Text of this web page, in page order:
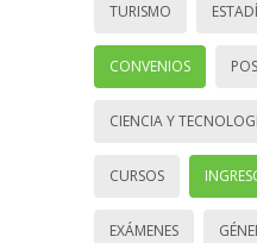
TURISMO
CONVENIOS
CIENCIA Y
CURSOS
EXÁMENES